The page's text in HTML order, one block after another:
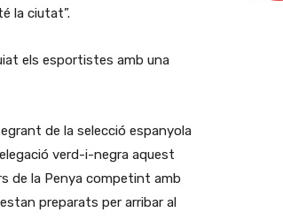
la ciutat”.
els esportistes amb una
de la selecció espanyola
verd-i-negra aquest
de la Penya competint amb
preparats per arribar al